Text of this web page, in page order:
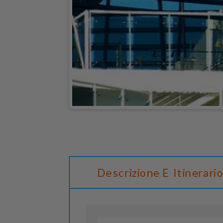
Descrizione E Itinerario